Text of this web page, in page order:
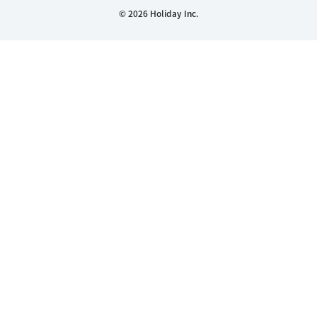
© 2026 Holiday Inc.